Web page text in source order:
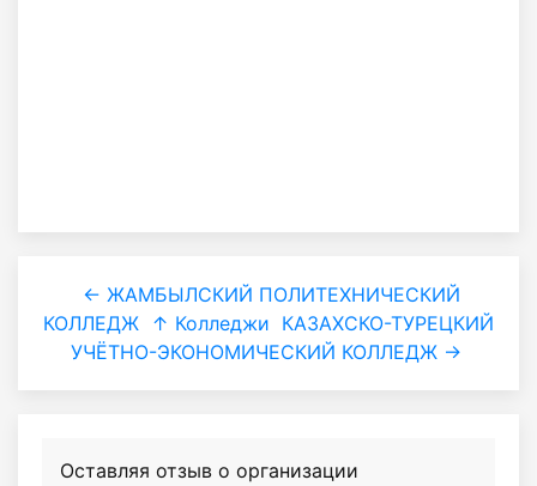
← ЖАМБЫЛСКИЙ ПОЛИТЕХНИЧЕСКИЙ
КОЛЛЕДЖ ↑ Колледжи КАЗАХСКО-ТУРЕЦКИЙ
УЧЁТНО-ЭКОНОМИЧЕСКИЙ КОЛЛЕДЖ →
Оставляя отзыв о организации